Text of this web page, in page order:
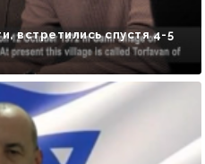
встретились спустя 4-5